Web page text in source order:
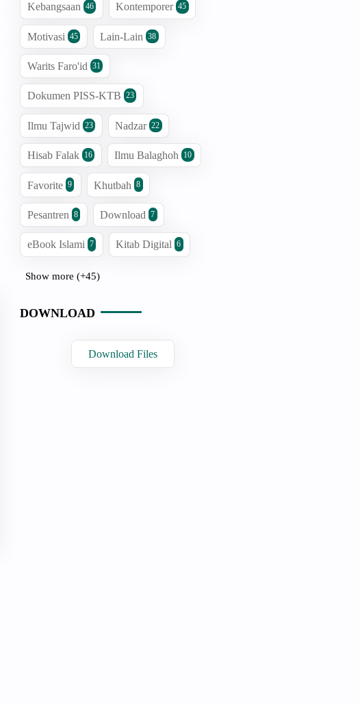
Kebangsaan 46 Kontemporer 45
Motivasi 45 Lain-Lain 38
Warits Faro'id 31
Dokumen PISS-KTB 23
Ilmu Tajwid 23 Nadzar 22
Hisab Falak 16 Ilmu Balaghoh 10
Favorite 9 Khutbah 8
Pesantren 8 Download 7
eBook Islami 7 Kitab Digital 6
Show more (+45)
DOWNLOAD
Download Files